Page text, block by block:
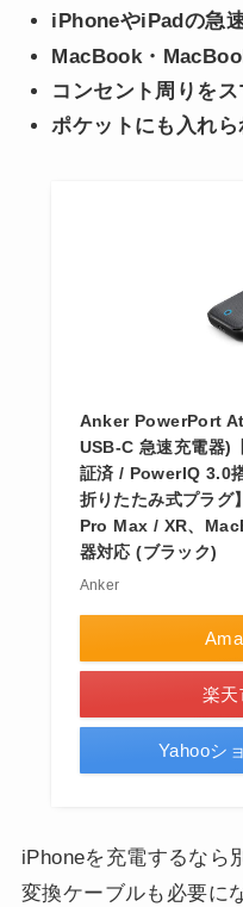
iPhoneやiPadの急
MacBook・
コンセント周りを
ポケットにも入れ
Anker PowerPort
USB-C 急速充電器)
証済 / PowerIQ 3.0
折りたたみ式プラ
Pro Max / XR、
器対応 (ブラック)
Anker
楽天
Yahooシ
iPhoneを充電するなら
変換ケーブルも必要に